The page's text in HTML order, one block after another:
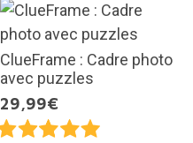
ClueFrame : Cadre photo
avec puzzles
29,99€